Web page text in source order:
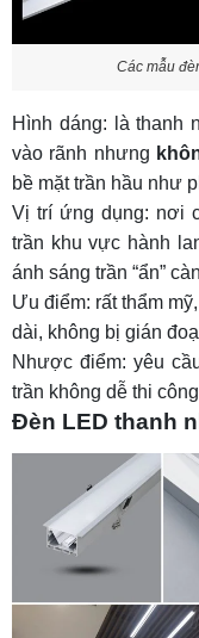
Các mẫu
Hình dáng: là thanh
vào rãnh nhưng
bề mặt trần hầu như
Vị trí ứng dụng: nơi
trần khu vực hành
ánh sáng trần “ẩn”
Ưu điểm: rất thẩm
dài, không bị gián
Nhược điểm: yêu
trần không dễ thi
Đèn LED thanh